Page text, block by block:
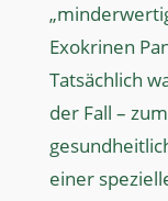
Exokrinen
Tatsächlich
der Fall –
einer